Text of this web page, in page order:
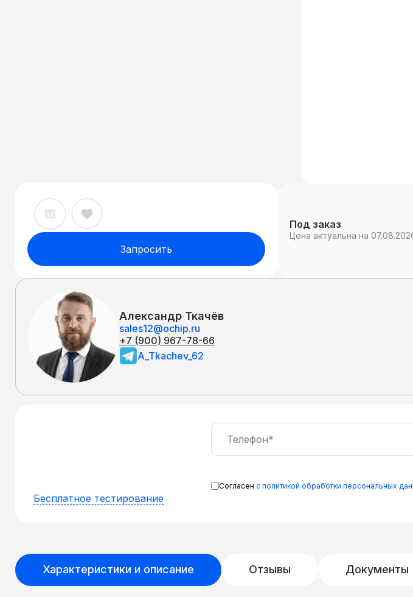
Запросить
Под заказ
Цена актуальна на
Александр Ткачёв
sales12@ochip.ru
+7 (900) 967-78-66
A_Tkachev_62
Согласен с политикой обработки персональных
Бесплатное тестирование
Характеристики и описание Отзывы Документы